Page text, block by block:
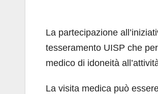
La partecipazione
tesseramento UISP che
medico di idoneità
La visita medica può